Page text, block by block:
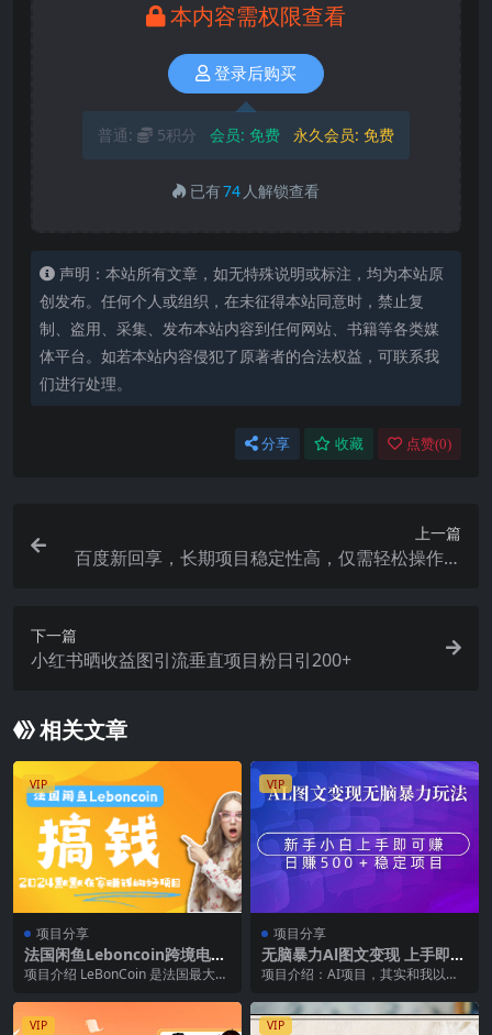
本内容需权限查看
登录后购买
普通: 5积分 会员: 免费 永久会员: 免费
已有74 人解锁查看
声明：本站所有文章，如无特殊说明或标注，均为本站原
创发布。任何个人或组织，在未征得本站同意时，禁止复
制、盗用、采集、发布本站内容到任何网站、书籍等各类媒
体平台。如若本站内容侵犯了原著者的合法权益，可联系我
们进行处理。
分享 收藏 点赞(0)
上一篇
百度新回享，长期项目稳定性高，仅需轻松操作，
下一篇
小红书晒收益图引流垂直项目粉日引200+
相关文章
VIP
项目分享
法国闲鱼Leboncoin跨境电商
教程：环境邮箱电话解决产品
项目介绍 LeBonCoin 是法国最大的
和高收益...
VIP
项目分享
无脑暴力Al图文变现 上手即赚
日赚500＋
项目介绍：AI项目，其实和我以前
的道理，你懂了这个...
VIP VIP